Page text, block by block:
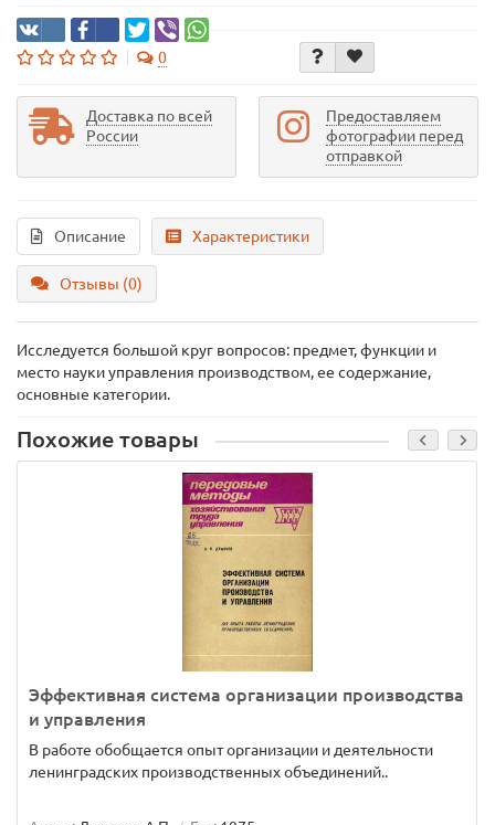
0
Доставка по всей
России
Предоставляем
фотографии перед
отправкой
Описание Характеристики
Отзывы (0)
Исследуется большой круг вопросов: предмет, функции и
место науки управления производством, ее содержание,
основные категории.
Похожие товары
Эффективная система организации производства
и управления
В работе обобщается опыт организации и деятельности
ленинградских производственных объединений..